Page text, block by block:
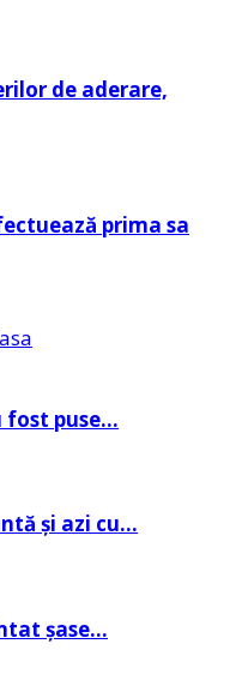
de aderare,
prima sa
fost puse…
și azi cu…
șase…